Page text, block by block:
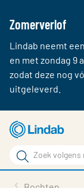
Zomerverlof
Lindab neemt
en met zondag 9
zodat deze nog
uitgeleverd.
naar
hoofdinhoud
Zoek
Zoek